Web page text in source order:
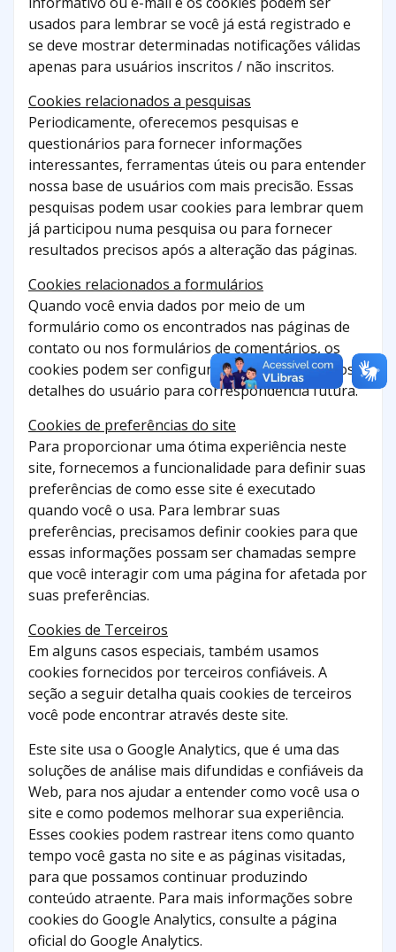
usados ​​para lembrar se você já está registrado e
se deve mostrar determinadas notificações válidas
apenas para usuários inscritos / não inscritos.
Cookies relacionados a pesquisas
Periodicamente, oferecemos pesquisas e
questionários para fornecer informações
interessantes, ferramentas úteis ou para entender
nossa base de usuários com mais precisão. Essas
pesquisas podem usar cookies para lembrar quem
já participou numa pesquisa ou para fornecer
resultados precisos após a alteração das páginas.
Cookies relacionados a formulários
Quando você envia dados por meio de um
formulário como os encontrados nas páginas de
contato ou nos formulários de comentários, os
cookies podem ser configurados para lembrar os
detalhes do usuário para correspondência futura.
Cookies de preferências do site
Para proporcionar uma ótima experiência neste
site, fornecemos a funcionalidade para definir suas
preferências de como esse site é executado
quando você o usa. Para lembrar suas
preferências, precisamos definir cookies para que
essas informações possam ser chamadas sempre
que você interagir com uma página for afetada por
suas preferências.
Cookies de Terceiros
Em alguns casos especiais, também usamos
cookies fornecidos por terceiros confiáveis. A
seção a seguir detalha quais cookies de terceiros
você pode encontrar através deste site.
Este site usa o Google Analytics, que é uma das
soluções de análise mais difundidas e confiáveis ​​da
Web, para nos ajudar a entender como você usa o
site e como podemos melhorar sua experiência.
Esses cookies podem rastrear itens como quanto
tempo você gasta no site e as páginas visitadas,
para que possamos continuar produzindo
conteúdo atraente. Para mais informações sobre
cookies do Google Analytics, consulte a página
oficial do Google Analytics.